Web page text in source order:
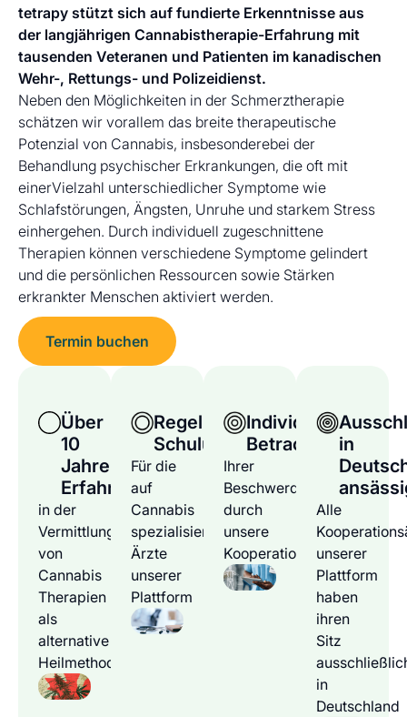
tetrapy stützt sich auf fundierte Erkenntnisse aus
der langjährigen Cannabistherapie-Erfahrung mit
tausenden Veteranen und Patienten im kanadischen
Wehr-, Rettungs- und Polizeidienst.
Neben den Möglichkeiten in der Schmerztherapie
schätzen wir vorallem das breite therapeutische
Potenzial von Cannabis, insbesonderebei der
Behandlung psychischer Erkrankungen, die oft mit
einerVielzahl unterschiedlicher Symptome wie
Schlafstörungen, Ängsten, Unruhe und starkem Stress
einhergehen. Durch individuell zugeschnittene
Therapien können verschiedene Symptome gelindert
und die persönlichen Ressourcen sowie Stärken
erkrankter Menschen aktiviert werden.
Termin buchen
Über
10
Jahre
Erfahrung
in der
Vermittlung
von
Cannabis
Therapien
als
alternative
Heilmethode
Regelmäßige
Schulungen
Für die
auf
Cannabis
spezialisierten
Ärzte
unserer
Plattform
Individuelle
Betrachtung
Ihrer
Beschwerden
durch
unsere
Kooperationsärzte
in
Alle
unserer
Plattform
haben
ihren
Sitz
in
Deutschland